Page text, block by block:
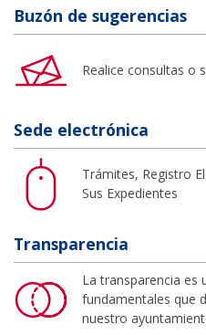
Buzón de sugerencias
Realice consultas o
Sede electrónica
Trámites, Registro
Sus Expedientes
Transparencia
La transparencia es
fundamentales que
nuestro